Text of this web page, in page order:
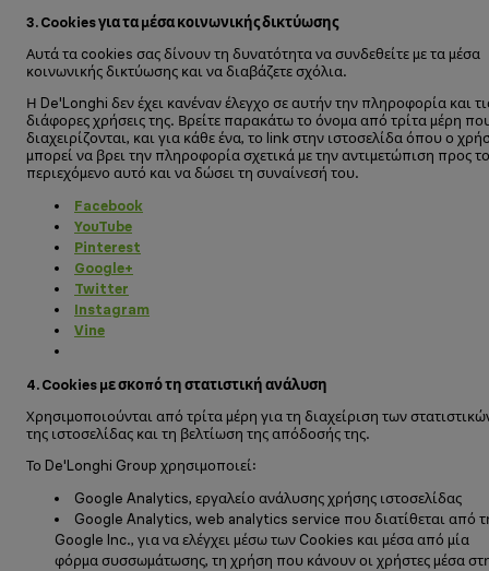
3. Cookies για τα μέσα κοινωνικής δικτύωσης
Αυτά τα cookies σας δίνουν τη δυνατότητα να συνδεθείτε με τα μέσα
κοινωνικής δικτύωσης και να διαβάζετε σχόλια.
Η De'Longhi δεν έχει κανέναν έλεγχο σε αυτήν την πληροφορία και
διάφορες χρήσεις της. Βρείτε παρακάτω το όνομα από τρίτα μέρη
διαχειρίζονται, και για κάθε ένα, το link στην ιστοσελίδα όπου ο
μπορεί να βρει την πληροφορία σχετικά με την αντιμετώπιση προς το
περιεχόμενο αυτό και να δώσει τη συναίνεσή του.
Facebook
YouTube
Pinterest
Google+
Twitter
Instagram
Vine
4.Cookiesμε σκοπό τη στατιστική ανάλυση
Χρησιμοποιούνται από τρίτα μέρη για τη διαχείριση των
της ιστοσελίδας και τη βελτίωση της απόδοσής της.
Το De'Longhi Group χρησιμοποιεί:
Google Analytics, εργαλείο ανάλυσης χρήσης ιστοσελίδας
Google Analytics, web analytics service που διατίθεται από
Google Inc., για να ελέγχει μέσω των Cookies και μέσα από μία
φόρμα συσσωμάτωσης, τη χρήση που κάνουν οι χρήστες μέσα